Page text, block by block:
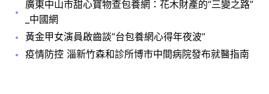
廣東中山市甜心寶物查包養網：花木財產的“三變之路”
_中國網
黃金甲女演員啟齒談”台包養網心得年夜波”
疫情防控 淄新竹森和診所博市中間病院發布就醫指南